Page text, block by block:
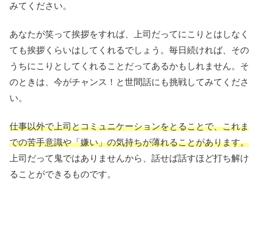
みてください。
あなたが笑って挨拶をすれば、上司だってにこりとはしなく
ても挨拶くらいはしてくれるでしょう。毎日続ければ、その
うちにこりとしてくれることだってあるかもしれません。そ
のときは、今がチャンス！と世間話にも挑戦してみてくださ
い。
仕事以外で上司とコミュニケーションをとることで、これま
での苦手意識や「嫌い」の気持ちが薄れることがあります。
上司だって鬼ではありませんから、話せば話すほど打ち解け
ることができるものです。